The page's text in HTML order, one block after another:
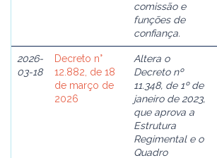
comissão e
funções de
confiança.
2026-
03-18
Decreto n°
12.882, de 18
de março de
2026
Altera o
Decreto nº
11.348, de 1º de
janeiro de 2023,
que aprova a
Estrutura
Regimental e o
Quadro